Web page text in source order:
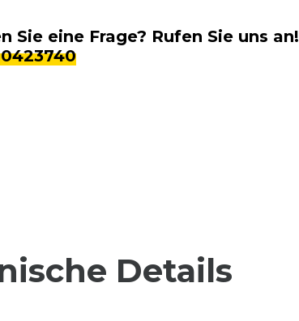
Sie eine Frage? Rufen Sie uns an!
Details